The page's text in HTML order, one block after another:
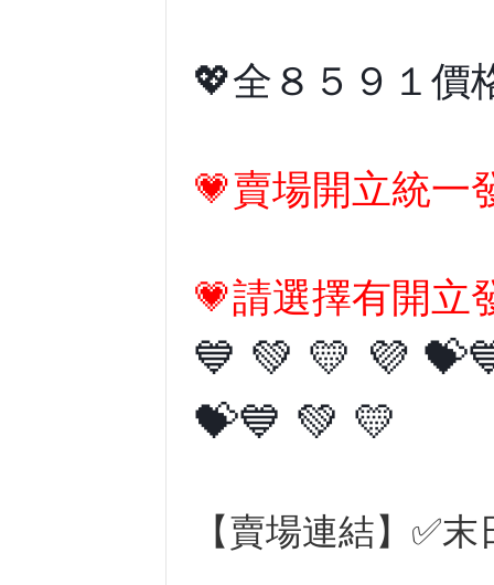
💖全８５９１價
💗賣場開立統一
💗請選擇有開立
💙 💚 💛 💜
💝💙 💚 💛
【賣場連結】 ✅末